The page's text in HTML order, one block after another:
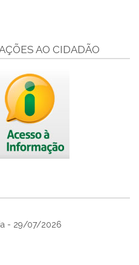
AO CIDADÃO
- 29/07/2026